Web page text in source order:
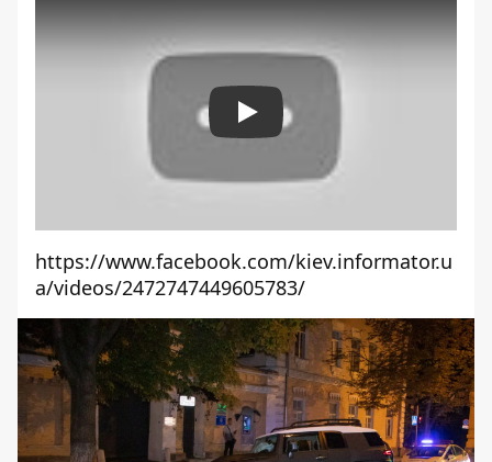
Play
https://www.facebook.com/kiev.informator.u
a/videos/2472747449605783/